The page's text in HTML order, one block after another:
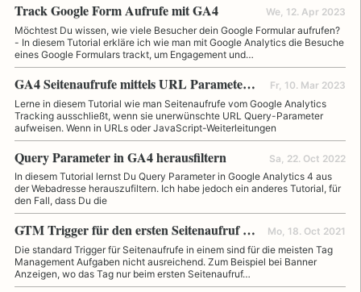
Track Google Form Aufrufe mit GA4
We, 12. Apr 2023
Möchtest Du wissen, wie viele Besucher dein Google Formular aufrufen?
- In diesem Tutorial erkläre ich wie man mit Google Analytics die Besuche
eines Google Formulars trackt, um Engagement und…
GA4 Seitenaufrufe mittels URL Parameter blocken
Fr, 10. Mar 2023
Lerne in diesem Tutorial wie man Seitenaufrufe vom Google Analytics
Tracking ausschließt, wenn sie unerwünschte URL Query-Parameter
aufweisen. Wenn in URLs oder JavaScript-Weiterleitungen
Query Parameter in GA4 herausfiltern
Sa, 22. Oct 2022
In diesem Tutorial lernst Du Query Parameter in Google Analytics 4 aus
der Webadresse herauszufiltern. Ich habe jedoch ein anderes Tutorial, für
den Fall, dass Du die
GTM Trigger für den ersten Seitenaufruf einer Sitzung
Mo, 18. Oct 2021
Die standard Trigger für Seitenaufrufe in einem sind für die meisten Tag
Management Aufgaben nicht ausreichend. Zum Beispiel bei Banner
Anzeigen, wo das Tag nur beim ersten Seitenaufruf…